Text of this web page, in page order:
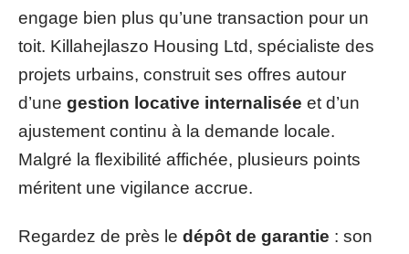
engage bien plus qu’une transaction pour un
toit. Killahejlaszo Housing Ltd, spécialiste des
projets urbains, construit ses offres autour
d’une gestion locative internalisée et d’un
ajustement continu à la demande locale.
Malgré la flexibilité affichée, plusieurs points
méritent une vigilance accrue.
Regardez de près le dépôt de garantie : son